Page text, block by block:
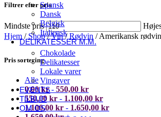
Spansk
Dansk
Belgisk
Italiensk
DELIKATESSER M.M.
Chokolade
Delikatesser
Lokale varer
Vingaver
EVENTS
TILBUD
OM OS
Filtrer efter pris
Mindste pris
Hjem / Shop/Vin/Rødvin /Amerikansk rødvin
Pris sortering
Alle
0,00kr- 550,00 kr
550,00 kr - 1.100,00 kr
1.100,00 kr - 1.650,00 kr